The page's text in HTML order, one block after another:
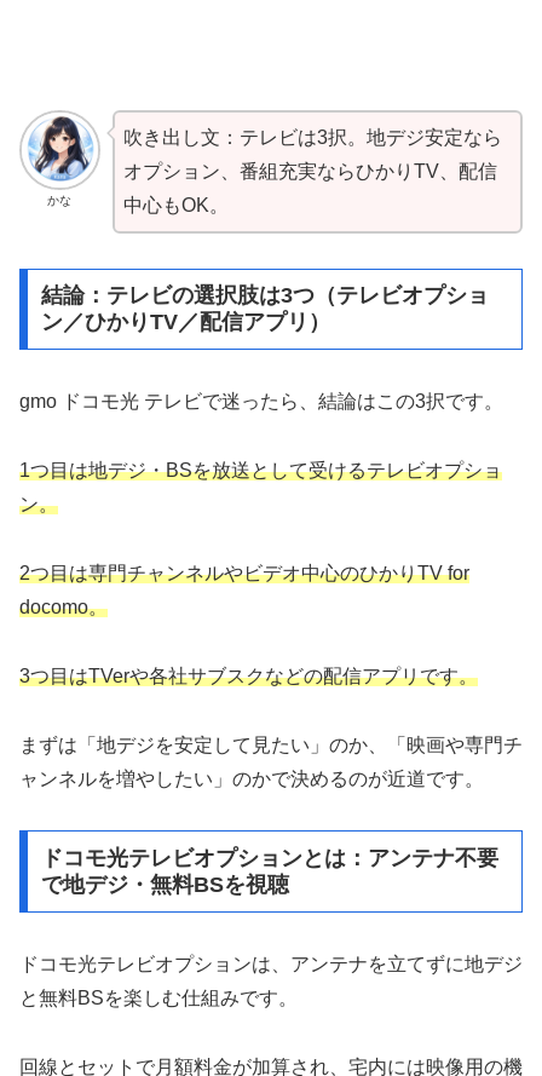
かな
吹き出し文：テレビは3択。地デジ安定なら
オプション、番組充実ならひかりTV、配信
中心もOK。
結論：テレビの選択肢は3つ（テレビオプショ
ン／ひかりTV／配信アプリ）
gmo ドコモ光 テレビで迷ったら、結論はこの3択です。
1つ目は地デジ・BSを放送として受けるテレビオプショ
ン。
2つ目は専門チャンネルやビデオ中心のひかりTV for
docomo。
3つ目はTVerや各社サブスクなどの配信アプリです。
まずは「地デジを安定して見たい」のか、「映画や専門チ
ャンネルを増やしたい」のかで決めるのが近道です。
ドコモ光テレビオプションとは：アンテナ不要
で地デジ・無料BSを視聴
ドコモ光テレビオプションは、アンテナを立てずに地デジ
と無料BSを楽しむ仕組みです。
回線とセットで月額料金が加算され、宅内には映像用の機